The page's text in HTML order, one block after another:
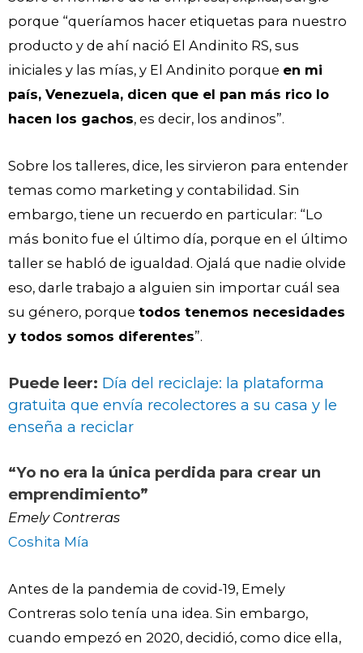
porque “queríamos hacer etiquetas para nuestro
producto y de ahí nació El Andinito RS, sus
iniciales y las mías, y El Andinito porque en mi
país, Venezuela, dicen que el pan más rico lo
hacen los gachos, es decir, los andinos”.
Sobre los talleres, dice, les sirvieron para entender
temas como marketing y contabilidad. Sin
embargo, tiene un recuerdo en particular: “Lo
más bonito fue el último día, porque en el último
taller se habló de igualdad. Ojalá que nadie olvide
eso, darle trabajo a alguien sin importar cuál sea
su género, porque todos tenemos necesidades
y todos somos diferentes”.
Puede leer: Día del reciclaje: la plataforma
gratuita que envía recolectores a su casa y le
enseña a reciclar
“Yo no era la única perdida para crear un
emprendimiento”
Emely Contreras
Coshita Mía
Antes de la pandemia de covid-19, Emely
Contreras solo tenía una idea. Sin embargo,
cuando empezó en 2020, decidió, como dice ella,